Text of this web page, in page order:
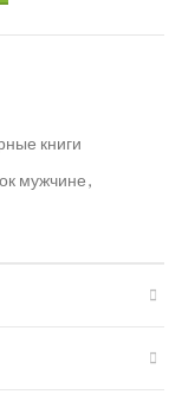
книги
мужчине,